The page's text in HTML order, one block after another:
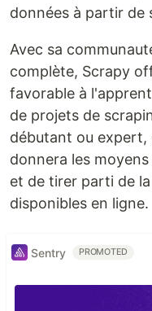
données à partir de
Avec sa
complète, Scrapy
favorable à
de projets de
débutant ou
donnera les
et de tirer parti de
disponibles en ligne.
Sentry PROMOTED